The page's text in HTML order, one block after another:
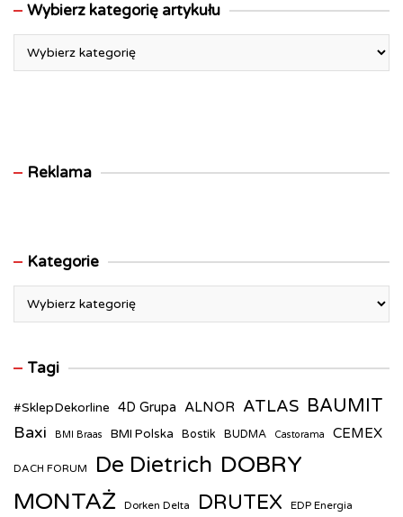
Wybierz kategorię artykułu
kategorię
Reklama
Kategorie
Tagi
#SklepDekorline 4D Grupa ALNOR ATLAS BAUMIT
Baxi BMI Braas BMI Polska Bostik BUDMA Castorama CEMEX
DACH FORUM De Dietrich DOBRY
MONTAŻ
Dorken Delta DRUTEX EDP Energia